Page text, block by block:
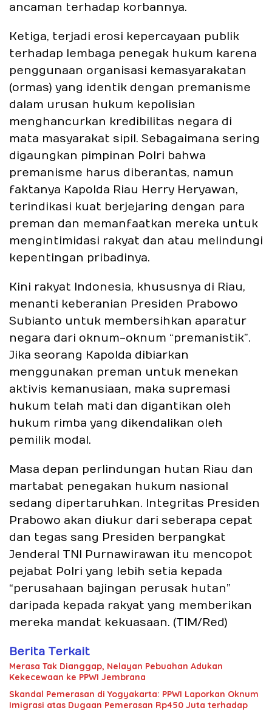
ancaman terhadap korbannya.
Ketiga, terjadi erosi kepercayaan publik
terhadap lembaga penegak hukum karena
penggunaan organisasi kemasyarakatan
(ormas) yang identik dengan premanisme
dalam urusan hukum kepolisian
menghancurkan kredibilitas negara di
mata masyarakat sipil. Sebagaimana sering
digaungkan pimpinan Polri bahwa
premanisme harus diberantas, namun
faktanya Kapolda Riau Herry Heryawan,
terindikasi kuat berjejaring dengan para
preman dan memanfaatkan mereka untuk
mengintimidasi rakyat dan atau melindungi
kepentingan pribadinya.
Kini rakyat Indonesia, khususnya di Riau,
menanti keberanian Presiden Prabowo
Subianto untuk membersihkan aparatur
negara dari oknum-oknum “premanistik”.
Jika seorang Kapolda dibiarkan
menggunakan preman untuk menekan
aktivis kemanusiaan, maka supremasi
hukum telah mati dan digantikan oleh
hukum rimba yang dikendalikan oleh
pemilik modal.
Masa depan perlindungan hutan Riau dan
martabat penegakan hukum nasional
sedang dipertaruhkan. Integritas Presiden
Prabowo akan diukur dari seberapa cepat
dan tegas sang Presiden berpangkat
Jenderal TNI Purnawirawan itu mencopot
pejabat Polri yang lebih setia kepada
“perusahaan bajingan perusak hutan”
daripada kepada rakyat yang memberikan
mereka mandat kekuasaan. (TIM/Red)
Berita Terkait
Merasa Tak Dianggap, Nelayan Pebuahan Adukan
Kekecewaan ke PPWI Jembrana
Skandal Pemerasan di Yogyakarta: PPWI Laporkan Oknum
Imigrasi atas Dugaan Pemerasan Rp450 Juta terhadap